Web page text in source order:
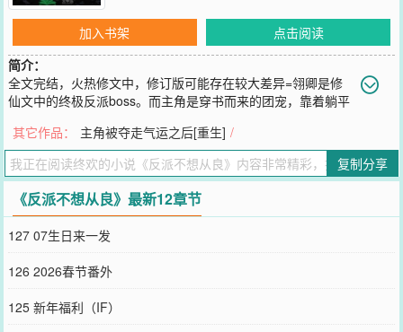
加入书架
点击阅读
简介：
全文完结，火热修文中，修订版可能存在较大差异=翎卿是修
仙文中的终极反派boss。而主角是穿书而来的团宠，靠着躺平
卿的父母好心收留被仇人追杀的主角。半夜仇人赶到，他的双亲惨
死，主角却靠着好运安然存活，被姗姗来迟的师门长辈接走。从此，
主角在师门长辈的精心呵护下，逐渐成为一代天骄。而失去双亲的翎
卿时年八岁，靠着坑蒙拐骗勉强活了下来，最后被一个路过的魔头捡
走。本该惊艳修仙界的绝世天才沦为魔头炼药的试验品，过得生不如
死。从此黑化得一发不可收拾，走上和主角作对的道路。最后落得凄
惨结局。翎卿被主角废去修为，被其他魔修吸食修为，死无全尸。系
统：“叮咚——恭喜宿主绑定拯救黑化反派系统，经过鉴定，宿主属于
美强惨黑化反派，只要宿主停止作死行为，加入团宠主角的行列，就
可以免去惨死结局。”翎卿拿着由自己人生化成的书，不紧不慢地笑
了：“三次。”系统：“？”“我居然失手了三次。”翎卿微笑，“但这一次，
其它作品： 主角被夺走气运之后[重生] /
复制分享
《反派不想从良》最新12章节
127 07生日来一发
126 2026春节番外
125 新年福利（IF）